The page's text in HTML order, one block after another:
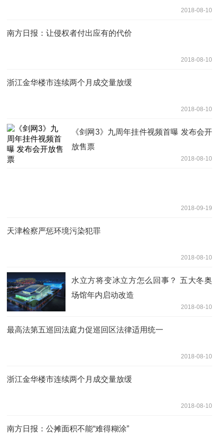
2018-08-10
南方日报：让侵权者付出应有的代价
2018-08-10
浙江金华楼市连续两个月成交量放缓
2018-08-10
《剑网3》九周年挂件视频首曝 发布会开
放售票
2018-08-10
2018-09-19
天津检察严惩环境污染犯罪
2018-08-10
水立方将变冰立方怎么回事？ 五大冬奥
场馆年内启动改造
2018-08-10
最高法第五巡回法庭力促巡回区法律适用统一
2018-08-10
浙江金华楼市连续两个月成交量放缓
2018-08-10
南方日报：公摊面积不能“难得糊涂”